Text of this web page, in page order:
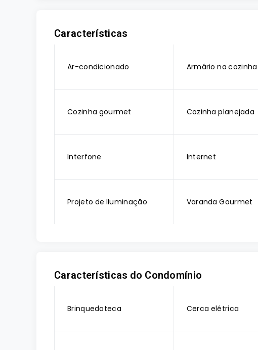
Características
Ar-condicionado Armário na cozinha
Cozinha gourmet Cozinha planejada
Interfone Internet
Projeto de Iluminação Varanda Gourmet
Características do Condomínio
Brinquedoteca Cerca elétrica